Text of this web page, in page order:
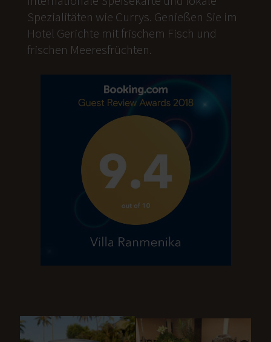
Spezialitäten wie Currys. Genießen Sie im
Hotel Gerichte mit frischem Fisch und
frischen Meeresfrüchten.